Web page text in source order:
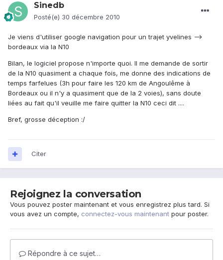
Sinedb
Posté(e) 30 décembre 2010
Je viens d'utiliser google navigation pour un trajet yvelines -->
bordeaux via la N10
Bilan, le logiciel propose n'importe quoi. Il me demande de sortir
de la N10 quasiment a chaque fois, me donne des indications de
temps farfelues (3h pour faire les 120 km de Angoulême à
Bordeaux ou il n'y a quasiment que de la 2 voies), sans doute
liées au fait qu'il veuille me faire quitter la N10 ceci dit ....
Bref, grosse déception :/
Citer
Rejoignez la conversation
Vous pouvez poster maintenant et vous enregistrez plus tard. Si
vous avez un compte, connectez-vous maintenant pour poster.
Répondre à ce sujet…